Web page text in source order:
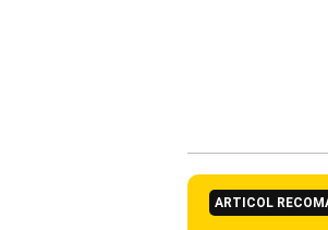
ARTICOL